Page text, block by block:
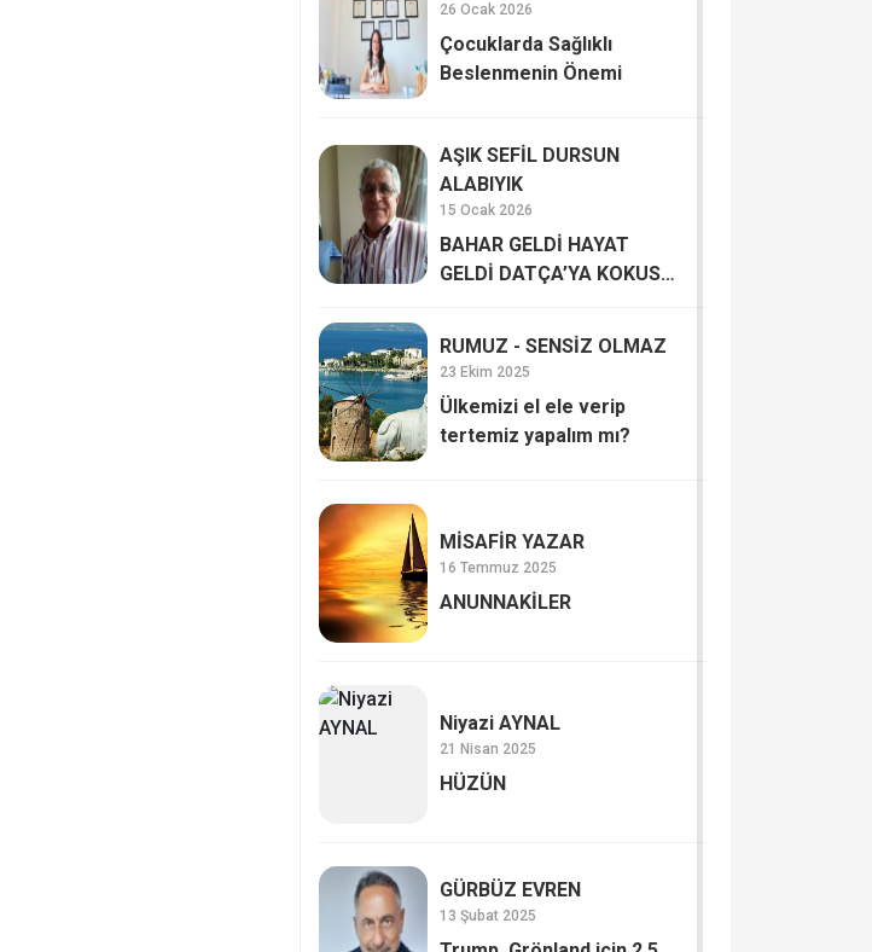
26 Ocak 2026
Çocuklarda Sağlıklı
Beslenmenin Önemi
AŞIK SEFİL DURSUN
ALABIYIK
15 Ocak 2026
BAHAR GELDİ HAYAT
GELDİ DATÇA’YA KOKUSU
RUMUZ - SENSİZ OLMAZ
23 Ekim 2025
Ülkemizi el ele verip
tertemiz yapalım mı?
MİSAFİR YAZAR
16 Temmuz 2025
ANUNNAKİLER
Niyazi AYNAL
21 Nisan 2025
HÜZÜN
GÜRBÜZ EVREN
13 Şubat 2025